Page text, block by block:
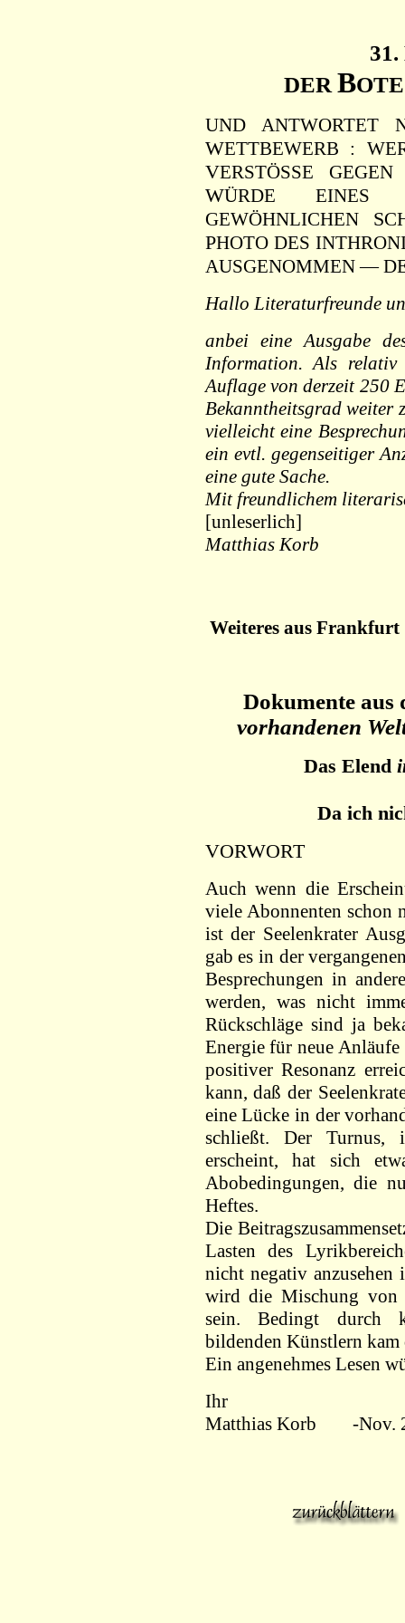
DER B
UND ANTWORTET
WETTBEWERB :
VERSTÖSSE
WÜRDE
GEWÖHNLICHEN S
PHOTO DES
AUSGENOMMEN —
Hallo Literaturfreunde
anbei eine Ausgabe
Information. Als relativ
Auflage von derzeit 250
Bekanntheitsgrad weiter
vielleicht eine
ein evtl. gegenseitiger
eine gute Sache.
Mit freundlichem
[unleserlich]
Matthias Korb
Weiteres aus Frankfurt
Dokumente aus
vorhandenen
Das Elend
Da ich
VORWORT
Auch wenn die
viele Abonnenten schon
ist der Seelenkrater
gab es in der
Besprechungen in
werden, was nicht
Rückschläge sind ja
Energie für neue
positiver Resonanz
kann, daß der
eine Lücke in der
schließt. Der Turnus,
erscheint, hat sich
Abobedingungen, die
Heftes.
Die
Lasten des
nicht negativ
wird die Mischung von
sein. Bedingt durch
bildenden Künstlern kam
Ein angenehmes Lesen
Ihr
Matthias Korb -Nov.